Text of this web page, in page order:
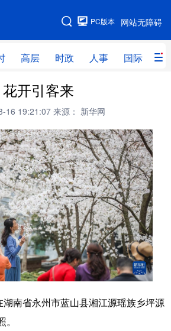
网站无障碍
PC版本
高层 时政 人事 国际 财
网站地图
高层 时政
财经 网评
智库 全球连线 教育
科创 量子 体育
书画 健康 军事
视频 图片 政务
文件 金融 汽车
人居 信息化 数字经济
花开引客来
16 19:21:07 来源： 新华网
南省永州市蓝山县湘江源瑶族乡坪源